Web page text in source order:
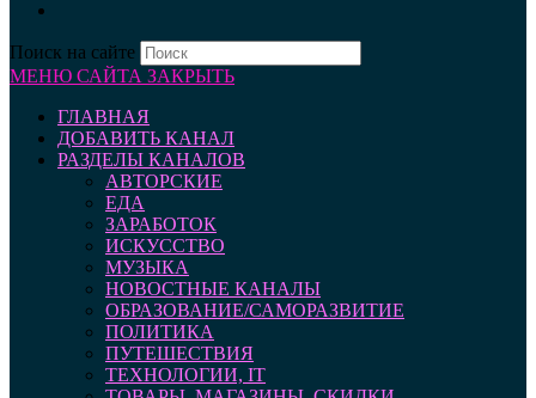
Поиск на сайте
МЕНЮ САЙТА ЗАКРЫТЬ
ГЛАВНАЯ
ДОБАВИТЬ КАНАЛ
РАЗДЕЛЫ КАНАЛОВ
АВТОРСКИЕ
ЕДА
ЗАРАБОТОК
ИСКУССТВО
МУЗЫКА
НОВОСТНЫЕ КАНАЛЫ
ОБРАЗОВАНИЕ/САМОРАЗВИТИЕ
ПОЛИТИКА
ПУТЕШЕСТВИЯ
ТЕХНОЛОГИИ, IT